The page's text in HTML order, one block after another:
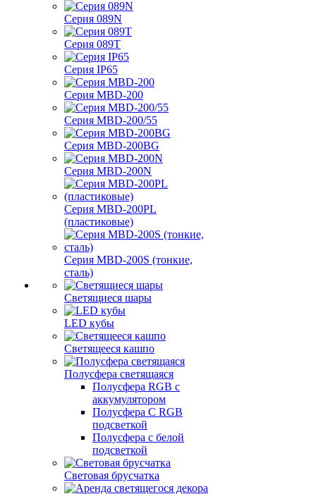
Серия 089N
Серия 089T
Серия IP65
Серия MBD-200
Серия MBD-200/55
Серия MBD-200BG
Серия MBD-200N
Серия MBD-200PL
(пластиковые)
Серия MBD-200S (тонкие,
сталь)
Светящиеся шары
LED кубы
Светящееся кашпо
Полусфера светящаяся
Полусфера RGB с
аккумулятором
Полусфера С RGB
подсветкой
Полусфера с белой
подсветкой
Световая брусчатка